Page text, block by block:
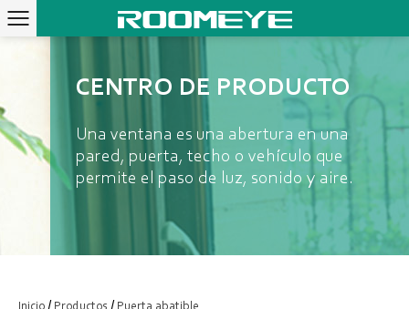
CENTRO DE PRODUCTO
Una ventana es una abertura en una
pared, puerta, techo o vehículo que
permite el paso de luz, sonido y aire.
Inicio/Productos /Puerta abatible